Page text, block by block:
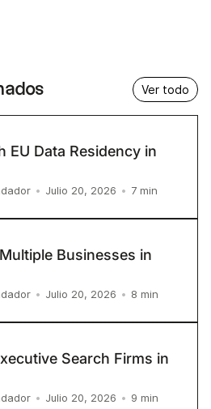
Ver todo
EU Data Residency in
• Julio 20, 2026 • 7 min
Businesses in
• Julio 20, 2026 • 8 min
Search Firms in
• Julio 20, 2026 • 9 min